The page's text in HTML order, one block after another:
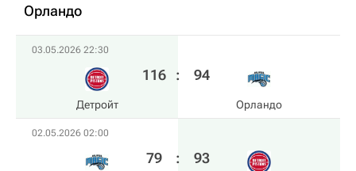
Орландо
03.05.2026 22:30
Детройт
116 : 94
Орландо
02.05.2026 02:00
79 : 93